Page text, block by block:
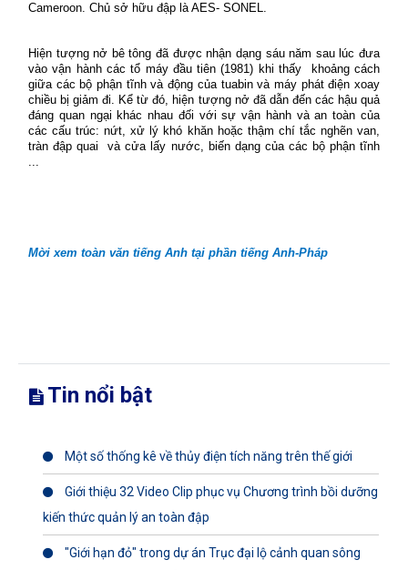
Cameroon. Chủ sở hữu đập là AES- SONEL.
Hiện tượng nở bê tông đã được nhận dạng sáu năm sau lúc đưa
vào vận hành các tổ máy đầu tiên (1981) khi thấy
khoảng cách
giữa các bộ phận tĩnh và động của tuabin và máy phát điện xoay
chiều bị giảm đi. Kể từ đó, hiện tượng nở đã dẫn đến các hậu quả
đáng quan ngại khác nhau đối với sự vận hành và an toàn của
các cấu trúc: nứt, xử lý khó khăn hoặc thậm chí tắc nghẽn van,
tràn đập quai
và cửa lấy nước, biến dạng của các bộ phận tĩnh
...
Mời xem toàn văn tiếng Anh tại phần tiếng Anh-Pháp
Tin nổi bật
Một số thống kê về thủy điện tích năng trên thế giới
Giới thiệu 32 Video Clip phục vụ Chương trình bồi dưỡng
kiến thức quản lý an toàn đập
"Giới hạn đỏ" trong dự án Trục đại lộ cảnh quan sông